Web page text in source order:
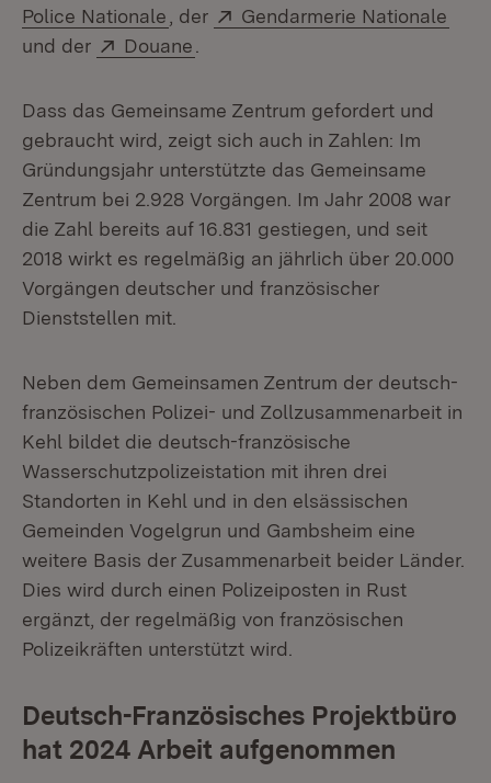
Police Nationale (Öffnet in neuem Fenster)
, der Extern:
Gendarmerie Nationale
und der
Extern:
Douane
Dass das Gemeinsame Zentrum gefordert und
gebraucht wird, zeigt sich auch in Zahlen: Im
Gründungsjahr unterstützte das Gemeinsame
Zentrum bei 2.928 Vorgängen. Im Jahr 2008 war
die Zahl bereits auf 16.831 gestiegen, und seit
2018 wirkt es regelmäßig an jährlich über 20.000
Vorgängen deutscher und französischer
Dienststellen mit.
Neben dem Gemeinsamen Zentrum der deutsch-
französischen Polizei- und Zollzusammenarbeit in
Kehl bildet die deutsch-französische
Wasserschutzpolizeistation mit ihren drei
Standorten in Kehl und in den elsässischen
Gemeinden Vogelgrun und Gambsheim eine
weitere Basis der Zusammenarbeit beider Länder.
Dies wird durch einen Polizeiposten in Rust
ergänzt, der regelmäßig von französischen
Polizeikräften unterstützt wird.
Deutsch-Französisches Projektbüro
hat 2024 Arbeit aufgenommen